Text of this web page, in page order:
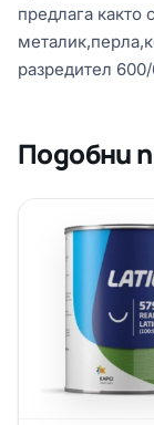
предлага както
разредител
Подобни